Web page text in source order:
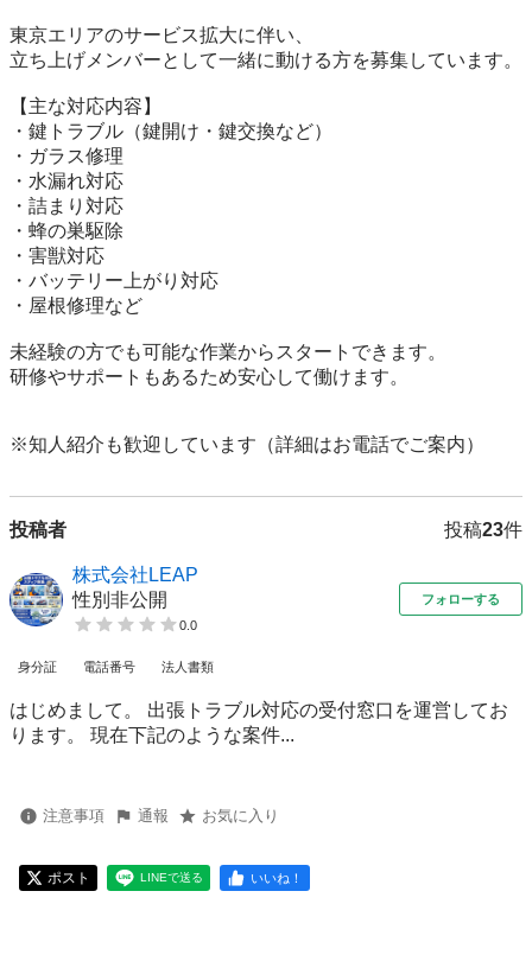
東京エリアのサービス拡大に伴い、
立ち上げメンバーとして一緒に動ける方を募集しています。
【主な対応内容】
・鍵トラブル（鍵開け・鍵交換など）
・ガラス修理
・水漏れ対応
・詰まり対応
・蜂の巣駆除
・害獣対応
・バッテリー上がり対応
・屋根修理など
未経験の方でも可能な作業からスタートできます。
研修やサポートもあるため安心して働けます。
※知人紹介も歓迎しています（詳細はお電話でご案内）
投稿者 投稿23件
株式会社LEAP
性別非公開
0.0
フォローする
身分証 電話番号 法人書類
はじめまして。 出張トラブル対応の受付窓口を運営してお
ります。 現在下記のような案件...
注意事項 通報 お気に入り
ポスト LINEで送る いいね！